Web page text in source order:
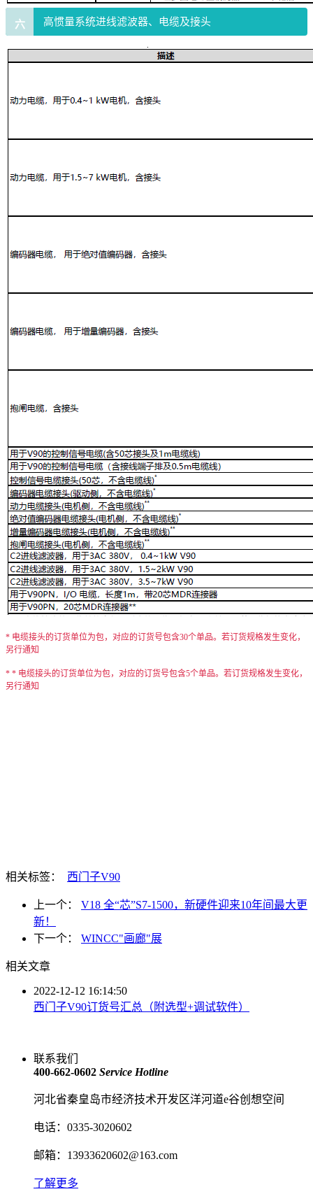
六 高惯量系统进线滤波器、电缆及接头
* 电缆接头的订货单位为包，对应的订货号包含30个单品。若订货规格发生变化，
另行通知
* * 电缆接头的订货单位为包，对应的订货号包含5个单品。若订货规格发生变化，
另行通知
相关标签： 西门子V90
上一个： V18 全“芯”S7-1500，新硬件迎来10年间最大更
新！
下一个： WINCC"画廊"展
相关文章
2022-12-12 16:14:50
西门子V90订货号汇总（附选型+调试软件）
联系我们
400-662-0602 Service Hotline
河北省秦皇岛市经济技术开发区洋河道e谷创想空间
电话：0335-3020602
邮箱：13933620602@163.com
了解更多